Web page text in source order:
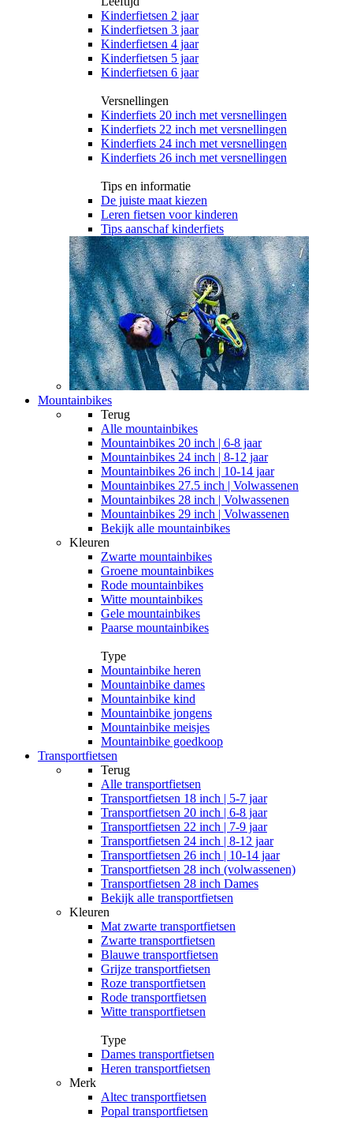
Kinderfietsen 2 jaar
Kinderfietsen 3 jaar
Kinderfietsen 4 jaar
Kinderfietsen 5 jaar
Kinderfietsen 6 jaar
Versnellingen
Kinderfiets 20 inch met versnellingen
Kinderfiets 22 inch met versnellingen
Kinderfiets 24 inch met versnellingen
Kinderfiets 26 inch met versnellingen
Tips en informatie
De juiste maat kiezen
Leren fietsen voor kinderen
Tips aanschaf kinderfiets
Mountainbikes
Terug
Alle mountainbikes
Mountainbikes 20 inch | 6-8 jaar
Mountainbikes 24 inch | 8-12 jaar
Mountainbikes 26 inch | 10-14 jaar
Mountainbikes 27.5 inch | Volwassenen
Mountainbikes 28 inch | Volwassenen
Mountainbikes 29 inch | Volwassenen
Bekijk alle mountainbikes
Kleuren
Zwarte mountainbikes
Groene mountainbikes
Rode mountainbikes
Witte mountainbikes
Gele mountainbikes
Paarse mountainbikes
Type
Mountainbike heren
Mountainbike dames
Mountainbike kind
Mountainbike jongens
Mountainbike meisjes
Mountainbike goedkoop
Transportfietsen
Terug
Alle transportfietsen
Transportfietsen 18 inch | 5-7 jaar
Transportfietsen 20 inch | 6-8 jaar
Transportfietsen 22 inch | 7-9 jaar
Transportfietsen 24 inch | 8-12 jaar
Transportfietsen 26 inch | 10-14 jaar
Transportfietsen 28 inch (volwassenen)
Transportfietsen 28 inch Dames
Bekijk alle transportfietsen
Kleuren
Mat zwarte transportfietsen
Zwarte transportfietsen
Blauwe transportfietsen
Grijze transportfietsen
Roze transportfietsen
Rode transportfietsen
Witte transportfietsen
Type
Dames transportfietsen
Heren transportfietsen
Merk
Altec transportfietsen
Popal transportfietsen